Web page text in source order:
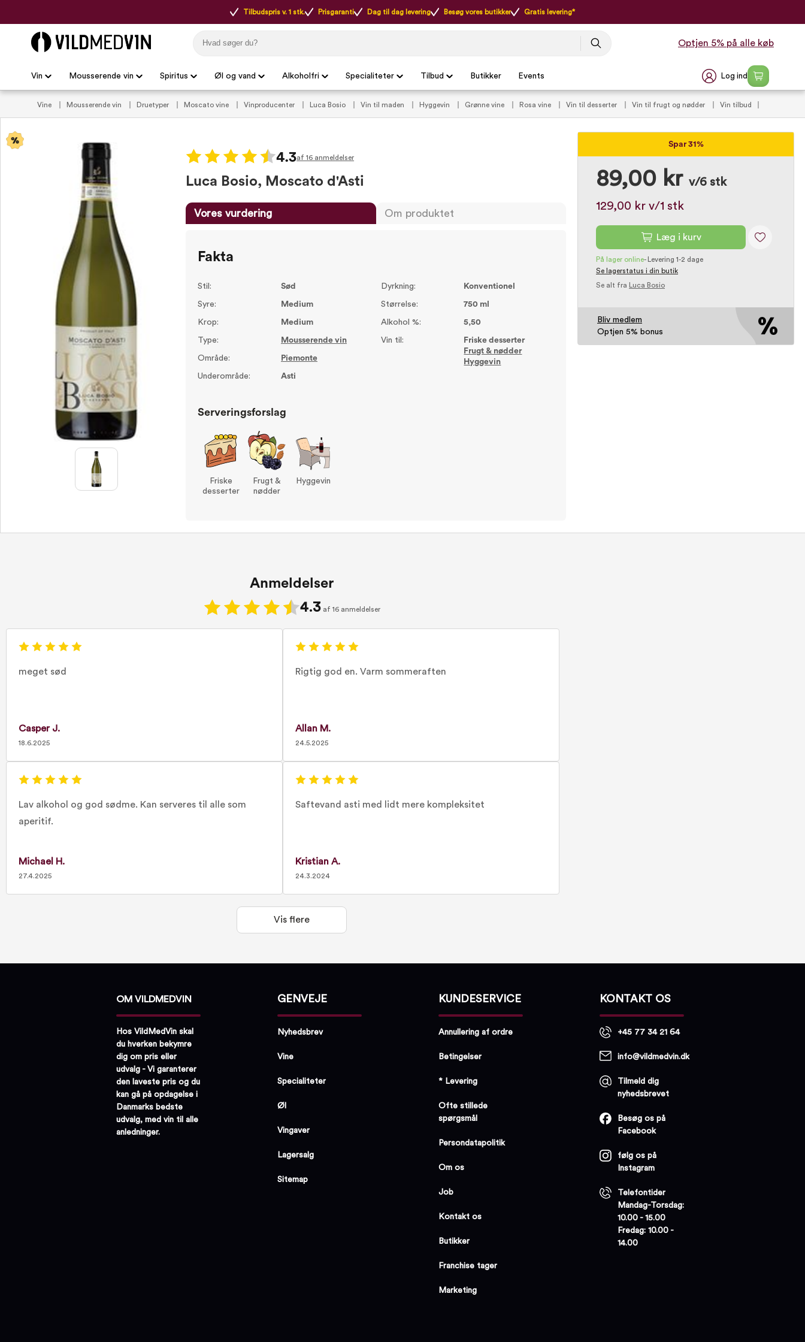
Tilbudspris v. 1 stk. Prisgaranti Dag til dag levering Besøg vores butikker Gratis levering*
Optjen 5% på alle køb
Vin Mousserende vin Spiritus Øl og vand Alkoholfri Specialiteter Tilbud Butikker Events Log ind
Vine Mousserende vin Druetyper Moscato vine Vinproducenter Luca Bosio Vin til maden Hyggevin Grønne vine Rosa vine Vin til desserter Vin til frugt og nødder
Vin tilbud
Spar 31%
89,00 kr v/6 stk
129,00 kr v/1 stk
Læg i kurv
På lager online-
Levering 1-2 dage
Se lagerstatus i din butik
Se alt fra
Luca Bosio
Bliv medlem
Optjen 5% bonus
4.3af 16 anmeldelser
Luca Bosio, Moscato d'Asti
Vores vurdering Om produktet
Fakta
Stil: Sød
Syre: Medium
Krop: Medium
Type: Mousserende vin
Område: Piemonte
Underområde: Asti
Dyrkning: Konventionel
Størrelse: 750 ml
Alkohol %: 5,50
Vin til:
Friske desserter
Frugt & nødder
Hyggevin
Serveringsforslag
Friske
desserter
Frugt &
nødder
Hyggevin
Anmeldelser
4.3 af 16 anmeldelser
meget sød
Casper J.
18.6.2025
Rigtig god en. Varm sommeraften
Allan M.
24.5.2025
Lav alkohol og god sødme. Kan serveres til alle som
aperitif.
Michael H.
27.4.2025
Saftevand asti med lidt mere kompleksitet
Kristian A.
24.3.2024
Vis flere
OM VILDMEDVIN
Hos VildMedVin skal
du hverken bekymre
dig om pris eller
udvalg - Vi garanterer
den laveste pris og du
kan gå på opdagelse i
Danmarks bedste
udvalg, med vin til alle
anledninger.
GENVEJE
Nyhedsbrev
Vine
Specialiteter
Øl
Vingaver
Lagersalg
Sitemap
KUNDESERVICE
Annullering af ordre
Betingelser
* Levering
Ofte stillede
spørgsmål
Persondatapolitik
Om os
Job
Kontakt os
Butikker
Franchise tager
Marketing
KONTAKT OS
+45 77 34 21 64
info@vildmedvin.dk
Tilmeld dig
nyhedsbrevet
Besøg os på
Facebook
følg os på
Instagram
Telefontider
Mandag-Torsdag:
10.00 - 15.00
Fredag: 10.00 -
14.00